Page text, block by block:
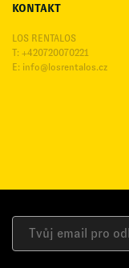
KONTAKT
LOS RENTALOS
T: +420720070221
E: info@losrentalos.cz